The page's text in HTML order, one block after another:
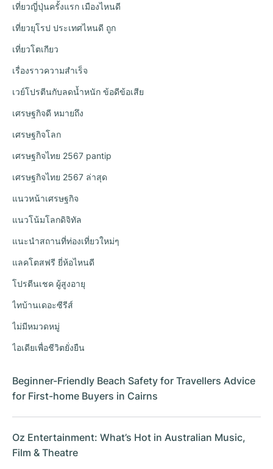
เที่ยวญี่ปุ่นครั้งแรก เมืองไหนดี
เที่ยวยุโรป ประเทศไหนดี ถูก
เที่ยวโตเกียว
เรื่องราวความสำเร็จ
เวย์โปรตีนกับลดน้ำหนัก ข้อดีข้อเสีย
เศรษฐกิจดี หมายถึง
เศรษฐกิจโลก
เศรษฐกิจไทย 2567 pantip
เศรษฐกิจไทย 2567 ล่าสุด
แนวหน้าเศรษฐกิจ
แนวโน้มโลกดิจิทัล
แนะนำสถานที่ท่องเที่ยวใหม่ๆ
แลคโตสฟรี ยี่ห้อไหนดี
โปรตีนเชค ผู้สูงอายุ
ไทบ้านเดอะซีรีส์
ไม่มีหมวดหมู่
ไอเดียเพื่อชีวิตยั่งยืน
Beginner-Friendly Beach Safety for Travellers Advice
for First-home Buyers in Cairns
Oz Entertainment: What’s Hot in Australian Music,
Film & Theatre